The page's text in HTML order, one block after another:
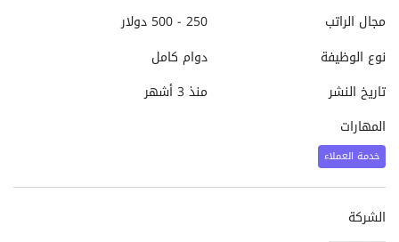
مجال الراتب
250 - 500 دولار
نوع الوظيفة
دوام كامل
تاريخ النشر
منذ 3 أشهر
المهارات
خدمة العملاء
الشركة